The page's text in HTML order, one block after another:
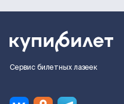
Сервис билетных лазеек